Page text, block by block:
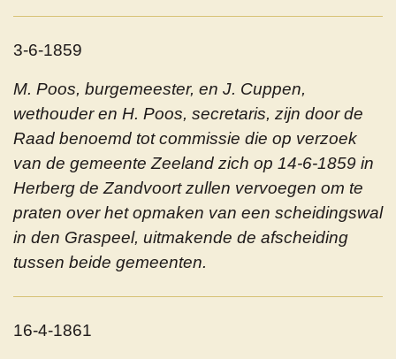
3-6-1859
M. Poos, burgemeester, en J. Cuppen,
wethouder en H. Poos, secretaris, zijn door de
Raad benoemd tot commissie die op verzoek
van de gemeente Zeeland zich op 14-6-1859 in
Herberg de Zandvoort zullen vervoegen om te
praten over het opmaken van een scheidingswal
in den Graspeel, uitmakende de afscheiding
tussen beide gemeenten.
16-4-1861